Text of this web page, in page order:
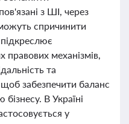
з ШІ, через
спричинити
правових механізмів,
та
забезпечити баланс
В Україні
у